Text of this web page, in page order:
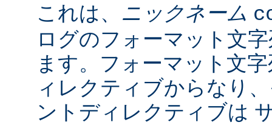
これは、 ニックネーム
ログのフォーマット文
ます。フォーマット文
ィレクティブからなり
ントディレクティブは